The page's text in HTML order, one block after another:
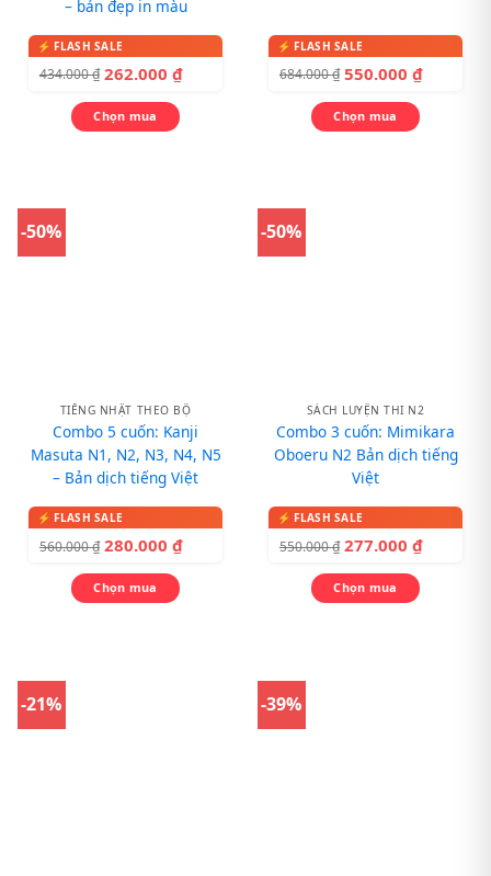
– bản đẹp in màu
434.000₫ 262.000 ₫
Chọn mua
684.000₫ 550.000 ₫
Chọn mua
-50%
TIẾNG NHẬT THEO BỘ
Combo 5 cuốn: Kanji
Masuta N1, N2, N3, N4, N5
– Bản dịch tiếng Việt
560.000₫ 280.000 ₫
Chọn mua
-50%
SÁCH LUYỆN THI N2
Combo 3 cuốn: Mimikara
Oboeru N2 Bản dịch tiếng
Việt
550.000₫ 277.000 ₫
Chọn mua
-21% -39%